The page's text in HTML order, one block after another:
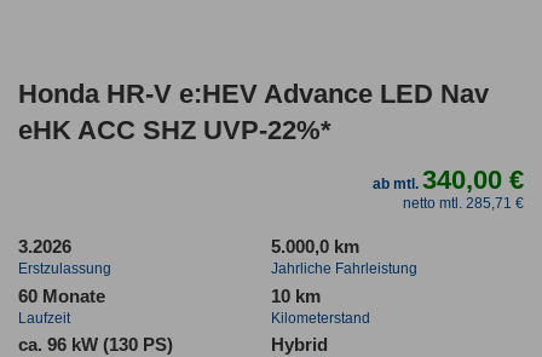
Honda HR-V e:HEV Advance LED Nav
eHK ACC SHZ UVP-22%*
ab mtl.340,00 €
netto mtl. 285,71 €
3.2026
Erstzulassung
5.000,0 km
Jahrliche Fahrleistung
60 Monate
Laufzeit
10 km
Kilometerstand
ca. 96 kW (130 PS) Hybrid